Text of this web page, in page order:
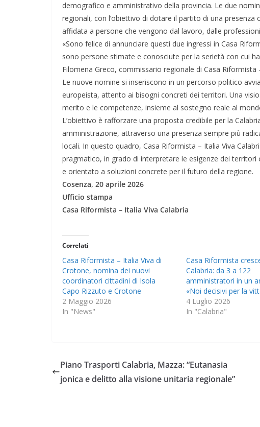
demografico e amministrativo della provincia. Le due
regionali, con l’obiettivo di dotare il partito di una
affidata a persone che vengono dal lavoro, dalle professioni
«Sono felice di annunciare questi due ingressi in Casa
sono persone stimate e conosciute per la serietà con cui
Filomena Greco, commissario regionale di Casa Riformista
Le nuove nomine si inseriscono in un percorso politico
europeista, attento ai bisogni concreti dei territori. Una
merito e le competenze, insieme al sostegno reale al
L’obiettivo è rafforzare una proposta credibile per la
amministrazione, attraverso una presenza sempre più
locali. In questo quadro, Casa Riformista – Italia Viva
pragmatico, in grado di interpretare le esigenze dei
e orientato a soluzioni concrete per il futuro della regione.
Cosenza, 20 aprile 2026
Ufficio stampa
Casa Riformista – Italia Viva Calabria
Correlati
Casa Riformista – Italia Viva di
Crotone, nomina dei nuovi
coordinatori cittadini di Isola
Capo Rizzuto e Crotone
2 Maggio 2026
In "News"
Casa Riformista
Calabria: da 3 a 122
amministratori in un
«Noi decisivi per la
4 Luglio 2026
In "Calabria"
Piano Trasporti Calabria, Mazza: “Eutanasia
jonica e delitto alla visione unitaria regionale”